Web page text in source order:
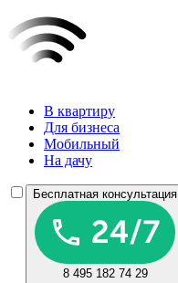
В квартиру
Для бизнеса
Мобильный
На дачу
Бесплатная консультация
8 495 182 74 29